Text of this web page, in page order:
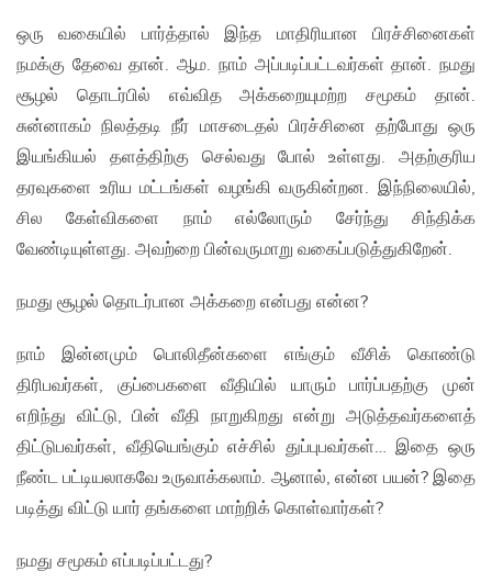
ஒரு வகையில் பார்த்தால் இந்த மாதிரியான பிரச்சினைகள்
நமக்கு தேவை தான். ஆம. நாம் அப்படிப்பட்டவர்கள் தான். நமது
சூழல் தொடர்பில் எவ்வித அக்கறையுமற்ற சமூகம் தான்.
சுன்னாகம் நிலத்தடி நீர் மாசடைதல் பிரச்சினை தற்போது ஒரு
இயங்கியல் தளத்திற்கு செல்வது போல் உள்ளது. அதற்குரிய
தரவுகளை உரிய மட்டங்கள் வழங்கி வருகின்றன. இந்நிலையில்,
சில கேள்விகளை நாம் எல்லோரும் சேர்ந்து சிந்திக்க
வேண்டியுள்ளது. அவற்றை பின்வருமாறு வகைப்படுத்துகிறேன்.
நமது சூழல் தொடர்பான அக்கறை என்பது என்ன?
நாம் இன்னமும் பொலிதீன்களை எங்கும் வீசிக் கொண்டு
திரிபவர்கள், குப்பைகளை வீதியில் யாரும் பார்ப்பதற்கு முன்
எறிந்து விட்டு, பின் வீதி நாறுகிறது என்று அடுத்தவர்களைத்
திட்டுபவர்கள், வீதியெங்கும் எச்சில் துப்புபவர்கள்… இதை ஒரு
நீண்ட பட்டியலாகவே உருவாக்கலாம். ஆனால், என்ன பயன்? இதை
படித்து விட்டு யார் தங்களை மாற்றிக் கொள்வார்கள்?
நமது சமூகம் எப்படிப்பட்டது?